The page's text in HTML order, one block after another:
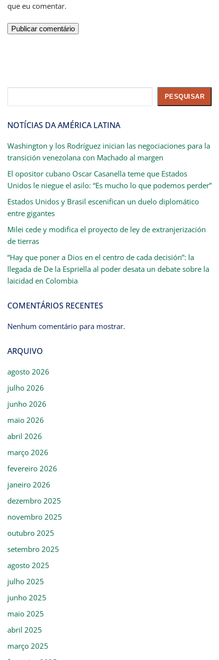
que eu comentar.
PESQUISAR
NOTÍCIAS DA AMÉRICA LATINA
Washington y los Rodríguez inician las negociaciones para la
transición venezolana con Machado al margen
El opositor cubano Oscar Casanella teme que Estados
Unidos le niegue el asilo: “Es mucho lo que podemos perder”
Estados Unidos y Brasil escenifican un duelo diplomático
entre gigantes
Milei cede y modifica el proyecto de ley de extranjerización
de tierras
“Hay que poner a Dios en el centro de cada decisión”: la
llegada de De la Espriella al poder desata un debate sobre la
laicidad en Colombia
COMENTÁRIOS RECENTES
Nenhum comentário para mostrar.
ARQUIVO
agosto 2026
julho 2026
junho 2026
maio 2026
abril 2026
março 2026
fevereiro 2026
janeiro 2026
dezembro 2025
novembro 2025
outubro 2025
setembro 2025
agosto 2025
julho 2025
junho 2025
maio 2025
abril 2025
março 2025